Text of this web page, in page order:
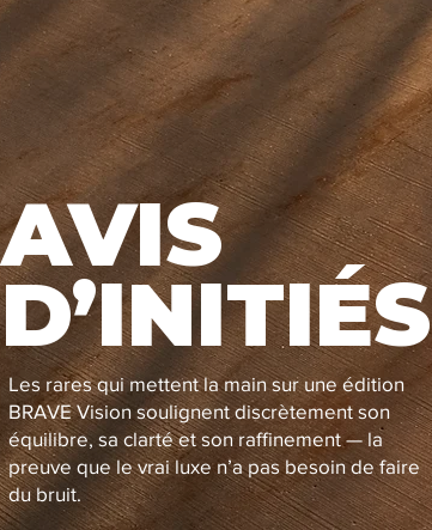
AVIS
D’INITIÉS
Les rares qui mettent la main sur une édition
BRAVE Vision soulignent discrètement son
équilibre, sa clarté et son raffinement — la
preuve que le vrai luxe n’a pas besoin de faire
du bruit.